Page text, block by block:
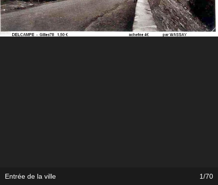
1/70
Entrée de la ville